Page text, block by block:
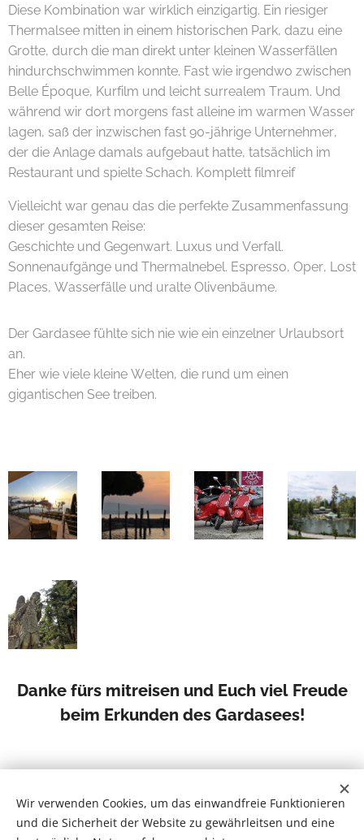
Diese Kombination war wirklich einzigartig. Ein riesiger
Thermalsee mitten in einem historischen Park, dazu eine
Grotte, durch die man direkt unter kleinen Wasserfällen
hindurchschwimmen konnte. Fast wie irgendwo zwischen
Belle Époque, Kurfilm und leicht surrealem Traum. Und
während wir dort morgens fast alleine im warmen Wasser
lagen, saß der inzwischen fast 90-jährige Unternehmer,
der die Anlage damals aufgebaut hatte, tatsächlich im
Restaurant und spielte Schach. Komplett filmreif 😄♟️
Vielleicht war genau das die perfekte Zusammenfassung
dieser gesamten Reise:
Geschichte und Gegenwart. Luxus und Verfall.
Sonnenaufgänge und Thermalnebel. Espresso, Oper, Lost
Places, Wasserfälle und uralte Olivenbäume.
Der Gardasee fühlte sich nie wie ein einzelner Urlaubsort
an.
Eher wie viele kleine Welten, die rund um einen
gigantischen See treiben. 😊✨🌊
Danke fürs mitreisen und Euch viel Freude
beim Erkunden des Gardasees!
Wir verwenden Cookies, um das einwandfreie Funktionieren
und die Sicherheit der Website zu gewährleitsen und eine